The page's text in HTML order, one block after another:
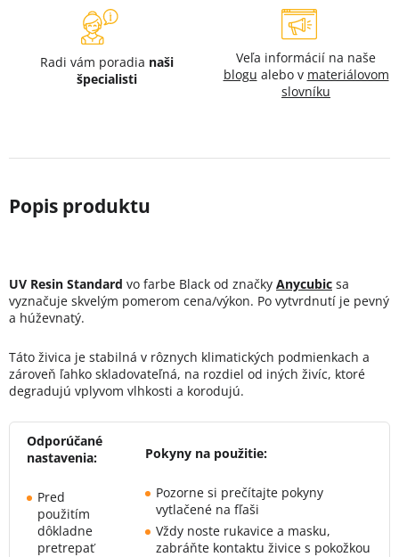
Radi vám poradia naši
špecialisti
Veľa informácií na naše
blogu alebo v materiálovom
slovníku
UV Resin Standard vo farbe Black od značky Anycubic sa
vyznačuje skvelým pomerom cena/výkon. Po vytvrdnutí je pevný
a húževnatý.
Táto živica je stabilná v rôznych klimatických podmienkach a
zároveň ľahko skladovateľná, na rozdiel od iných živíc, ktoré
degradujú vplyvom vlhkosti a korodujú.
Odporúčané
nastavenia:
Pred
použitím
dôkladne
pretrepať
Pokyny na použitie:
Pozorne si prečítajte pokyny
vytlačené na fľaši
Vždy noste rukavice a masku,
zabráňte kontaktu živice s pokožkou